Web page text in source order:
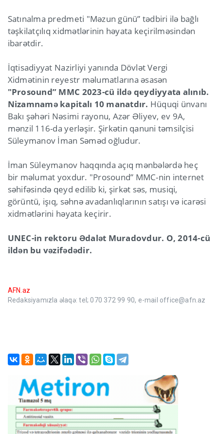
Satınalma predmeti "Məzun günü” tədbiri ilə bağlı
təşkilatçılıq xidmətlərinin həyata keçirilməsindən
ibarətdir.
İqtisadiyyat Nazirliyi yanında Dövlət Vergi
Xidmətinin reyestr məlumatlarına əsasən
"Prosound” MMC 2023-cü ildə qeydiyyata alınıb.
Nizamnamə kapitalı 10 manatdır. Hüquqi ünvanı
Bakı şəhəri Nəsimi rayonu, Azər Əliyev, ev 9A,
mənzil 116-da yerləşir. Şirkətin qanuni təmsilçisi
Süleymanov İman Səməd oğludur.
İman Süleymanov haqqında açıq mənbələrdə heç
bir məlumat yoxdur. "Prosound” MMC-nin internet
səhifəsində qeyd edilib ki, şirkət səs, musiqi,
görüntü, işıq, səhnə avadanlıqlarının satışı və icarəsi
xidmətlərini həyata keçirir.
UNEC-in rektoru Ədalət Muradovdur. O, 2014-cü
ildən bu vəzifədədir.
AFN.az
Redaksiyamızla əlaqə: tel; 070 372 99 90, e-mail office@afn.az